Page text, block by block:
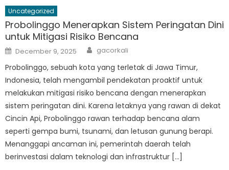
Uncategorized
Probolinggo Menerapkan Sistem Peringatan Dini
untuk Mitigasi Risiko Bencana
Posted
on
December 9, 2025 Author
gacorkali
Probolinggo, sebuah kota yang terletak di Jawa Timur,
Indonesia, telah mengambil pendekatan proaktif untuk
melakukan mitigasi risiko bencana dengan menerapkan
sistem peringatan dini. Karena letaknya yang rawan di dekat
Cincin Api, Probolinggo rawan terhadap bencana alam
seperti gempa bumi, tsunami, dan letusan gunung berapi.
Menanggapi ancaman ini, pemerintah daerah telah
berinvestasi dalam teknologi dan infrastruktur […]